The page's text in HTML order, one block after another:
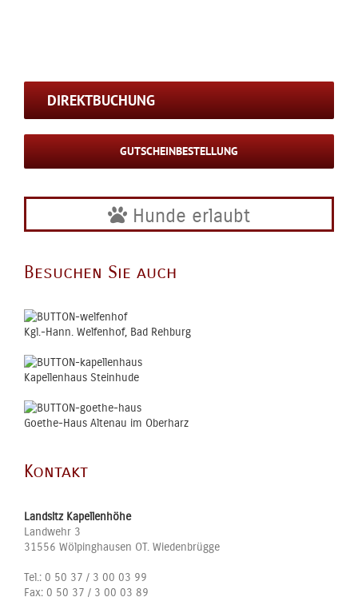
DIREKTBUCHUNG
GUTSCHEINBESTELLUNG
Hunde erlaubt
Besuchen Sie auch
Kgl.-Hann. Welfenhof, Bad Rehburg
Kapellenhaus Steinhude
Goethe-Haus Altenau im Oberharz
Kontakt
Landsitz Kapellenhöhe
Landwehr 3
31556 Wölpinghausen OT. Wiedenbrügge
Tel.: 0 50 37 / 3 00 03 99
Fax: 0 50 37 / 3 00 03 89